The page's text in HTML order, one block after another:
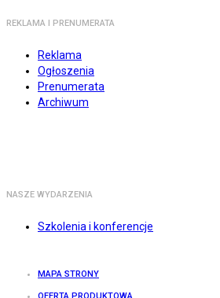
REKLAMA I PRENUMERATA
Reklama
Ogłoszenia
Prenumerata
Archiwum
NASZE WYDARZENIA
Szkolenia i konferencje
MAPA STRONY